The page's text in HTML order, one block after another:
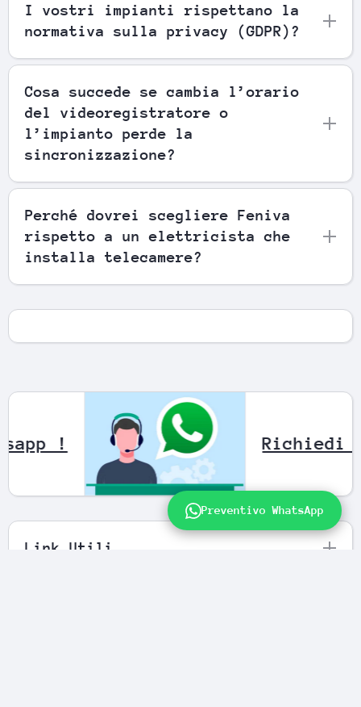
I vostri impianti rispettano la
normativa sulla privacy (GDPR)?
Cosa succede se cambia l’orario
del videoregistratore o
l’impianto perde la
sincronizzazione?
Perché dovrei scegliere Feniva
rispetto a un elettricista che
installa telecamere?
Whatsapp !
Link Utili
Preventivo WhatsApp